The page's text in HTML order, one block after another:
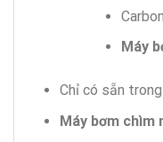
Máy
Chỉ có sẵn
Máy bơm chìm